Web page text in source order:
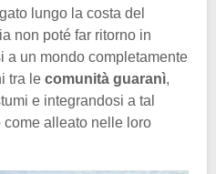
lungo la costa del
non poté far ritorno in
a un mondo completamente
tra le comunità guaranì,
e integrandosi a tal
come alleato nelle loro